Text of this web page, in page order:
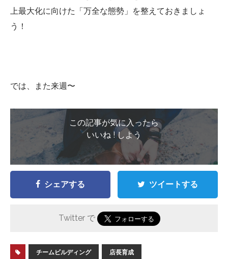
上最大化に向けた「万全な態勢」を整えておきましょ
う！
では、また来週〜
この記事が気に入ったら
いいね ! しよう
シェアする ツイートする
Twitter で
チームビルディング 店長育成